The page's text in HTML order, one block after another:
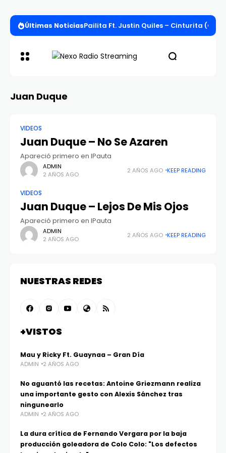
Últimas NoticiasPailita Ft. Justin Quiles – Cinturita
Juan Duque
VIDEOS
Juan Duque – No Se Azaren
Apareció primero en IPauta
ADMIN
2 AÑOS AGO
2 AÑOS AGO KEEP READING
VIDEOS
Juan Duque – Lejos De Mis Ojos
Apareció primero en IPauta
ADMIN
2 AÑOS AGO
2 AÑOS AGO KEEP READING
NUESTRAS REDES
+VISTOS
Mau y Ricky Ft. Guaynaa – Gran Día
ADMIN 2 AÑOS AGO
No aguantó las recetas: Antoine Griezmann realiza
una importante gesto con Alexis Sánchez tras
ningunearlo
ADMIN 2 AÑOS AGO
La dura crítica de Fernando Vergara por la baja
producción goleadora de Colo Colo: "Los defectos